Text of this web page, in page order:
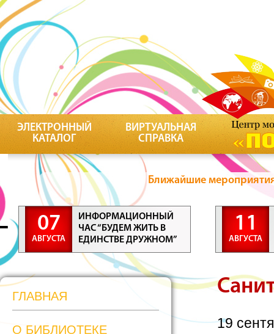
ЭЛЕКТРОННЫЙ
КАТАЛОГ
ВИРТУАЛЬНАЯ
СПРАВКА
Ближайшие
07
АВГУСТА
ИНФОРМАЦИОННЫЙ
ЧАС “БУДЕМ ЖИТЬ В
ЕДИНСТВЕ ДРУЖНОМ”
11
АВГУСТА
ГЛАВНАЯ
О БИБЛИОТЕКЕ
19